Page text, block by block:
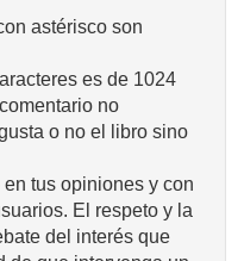
astérisco son
es de 1024
no
o no el libro sino
tus opiniones y con
El respeto y la
del interés que